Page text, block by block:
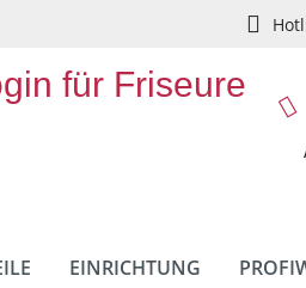
für Friseure
EINRICHTUNG